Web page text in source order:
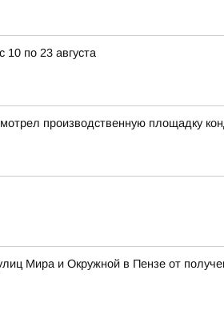
по 23 августа
производственную площадку
Мира и Окружной в Пензе от